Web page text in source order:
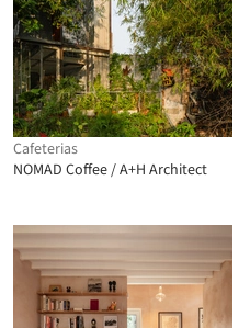
Cafeterias
NOMAD Coffee / A+H Architect